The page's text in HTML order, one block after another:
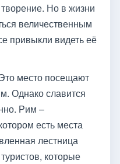
Но в жизни
величественным
привыкли видеть её
место посещают
Однако славится
Рим –
есть места
лестница
которые